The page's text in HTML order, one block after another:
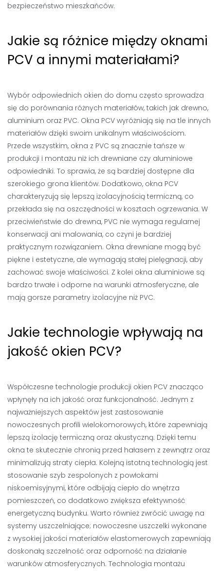
bezpieczeństwo mieszkańców.
Jakie są różnice między oknami
PCV a innymi materiałami?
Wybór odpowiednich okien do domu często sprowadza
się do porównania różnych materiałów, takich jak drewno,
aluminium oraz PVC. Okna PCV wyróżniają się na tle innych
materiałów dzięki swoim unikalnym właściwościom.
Przede wszystkim, okna z PVC są znacznie tańsze w
produkcji i montażu niż ich drewniane czy aluminiowe
odpowiedniki. To sprawia, że są bardziej dostępne dla
szerokiego grona klientów. Dodatkowo, okna PCV
charakteryzują się lepszą izolacyjnością termiczną, co
przekłada się na oszczędności w kosztach ogrzewania. W
przeciwieństwie do drewna, PVC nie wymaga regularnej
konserwacji ani malowania, co czyni je bardziej
praktycznym rozwiązaniem. Okna drewniane mogą być
piękne i estetyczne, ale wymagają stałej pielęgnacji, aby
zachować swoje właściwości. Z kolei okna aluminiowe są
bardzo trwałe i odporne na warunki atmosferyczne, ale
mają gorsze parametry izolacyjne niż PVC.
Jakie technologie wpływają na
jakość okien PCV?
Współczesne technologie produkcji okien PCV znacząco
wpłynęły na ich jakość oraz funkcjonalność. Jednym z
najważniejszych aspektów jest zastosowanie
nowoczesnych profili wielokomorowych, które zapewniają
lepszą izolację termiczną oraz akustyczną. Dzięki temu
okna te skutecznie chronią przed hałasem z zewnątrz oraz
minimalizują straty ciepła. Kolejną istotną technologią jest
stosowanie szyb zespolonych z powłokami
niskoemisyjnymi, które odbijają ciepło do wnętrza
pomieszczeń, co dodatkowo zwiększa efektywność
energetyczną budynku. Warto również zwrócić uwagę na
systemy uszczelniające; nowoczesne uszczelki wykonane
z wysokiej jakości materiałów elastomerowych zapewniają
doskonałą szczelność oraz odporność na działanie
warunków atmosferycznych. Technologia montażu